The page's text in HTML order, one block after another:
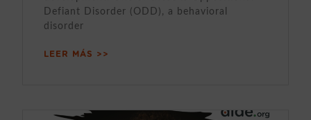
Defiant Disorder (ODD), a behavioral
disorder
LEER MÁS >>